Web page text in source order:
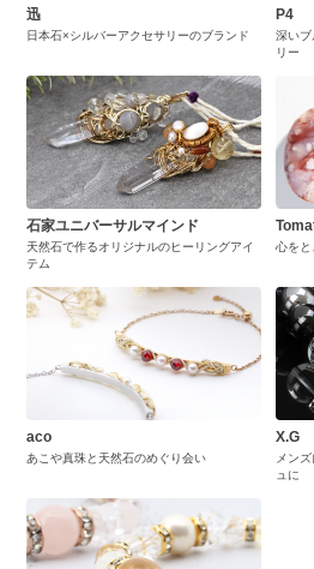
迅
日本石×シルバーアクセサリーのブランド
P4
深いブ
リー
石家ユニバーサルマインド
天然石で作るオリジナルのヒーリングアイ
テム
心をと
aco
あこや真珠と天然石のめぐり会い
X.G
メン
ュに